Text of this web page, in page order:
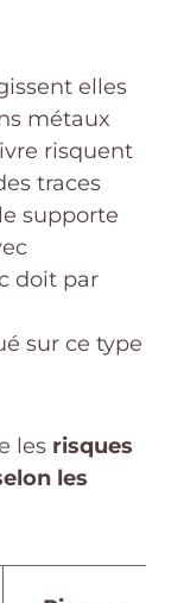
elles
métaux
risquent
traces
supporte
doit par
sur ce type
les risques
les